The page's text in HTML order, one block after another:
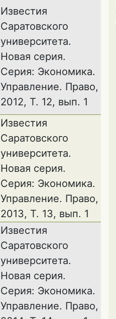
Известия
Саратовского
университета.
Новая серия.
Серия: Экономика.
Управление. Право,
2012, Т. 12, вып. 1
Известия
Саратовского
университета.
Новая серия.
Серия: Экономика.
Управление. Право,
2013, Т. 13, вып. 1
Известия
Саратовского
университета.
Новая серия.
Серия: Экономика.
Управление. Право,